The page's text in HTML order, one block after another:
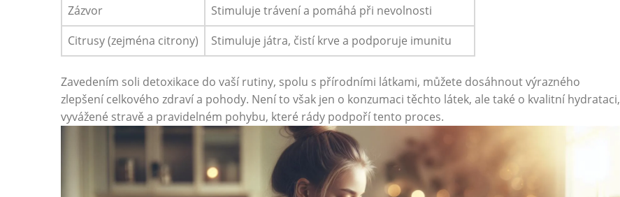
Zázvor
Stimuluje​ trávení a pomáhá ⁢při nevolnosti
Citrusy (zejména citrony)
Stimuluje játra, čistí⁣ krve ‍a podporuje imunitu
Zavedením⁣ soli detoxikace do vaší rutiny, spolu s přírodními ⁢látkami, ⁤můžete dosáhnout výrazného⁤
zlepšení celkového zdraví a pohody. Není to ​však jen⁤ o konzumaci ⁢těchto látek, ‌ale také o kvalitní hydrataci,
vyvážené stravě a‍ pravidelném pohybu, které rády​ podpoří tento proces.